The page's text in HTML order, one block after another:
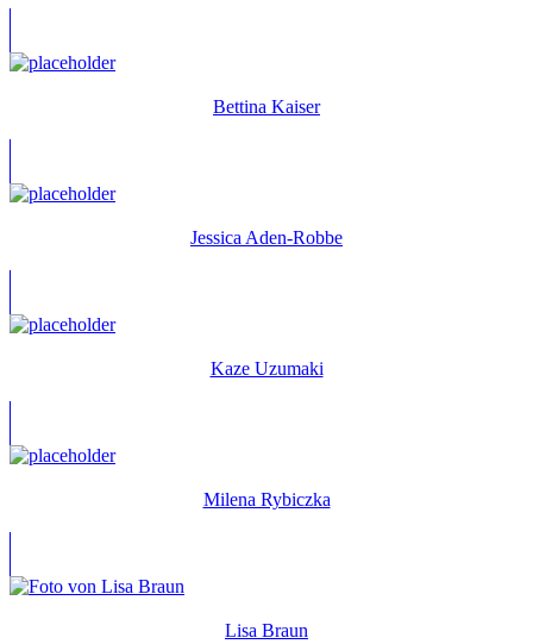
Bettina Kaiser
Jessica Aden-Robbe
Kaze Uzumaki
Milena Rybiczka
Lisa Braun